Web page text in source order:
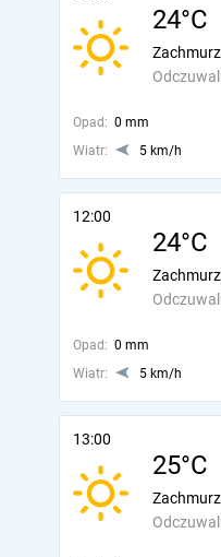
24°C
Opad: 0 mm
Wiatr:
5 km/h
12:00
24°C
Opad: 0 mm
Wiatr:
5 km/h
13:00
25°C